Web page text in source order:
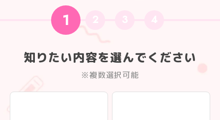
1 2 3 4
知りたい内容を選んでください
※複数選択可能